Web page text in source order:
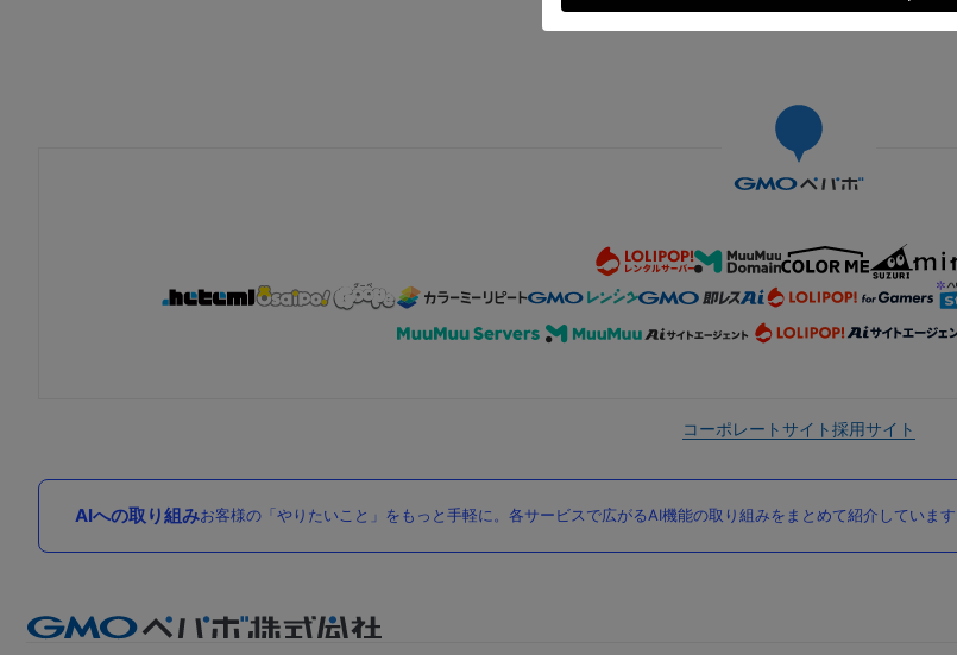
コーポレートサイト採用サイト
AIへの取り組みお客様の「やりたいこと」をもっと手軽に。各サービスで広がるAI機能の取り組みをまとめて紹介しています